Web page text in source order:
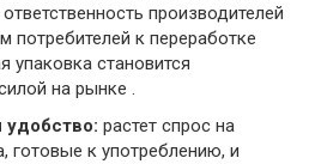
производителей
потребителей к переработке
упаковка становится
на рынке .
удобство: растет спрос на
готовые к употреблению, и